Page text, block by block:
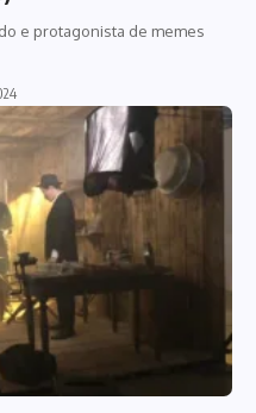
e protagonista de memes